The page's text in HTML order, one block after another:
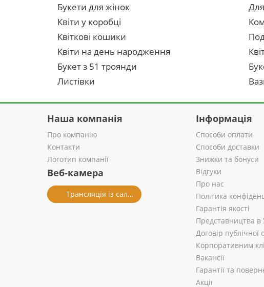
Букети для жінок
Квіти у коробці
Квіткові кошики
Квіти на день народження
Букет з 51 троянди
Листівки
Наша компанія
Про компанію
Контакти
Логотип компанії
Веб-камера
Трансляція із салону
Інформація
Способи оплати
Способи доставки
Знижки та бонуси
Відгуки
Про нас
Політика
Гарантія якості
Представництва в
Договір публічної
Корпоративним
Вакансії
Гарантії та
Акції